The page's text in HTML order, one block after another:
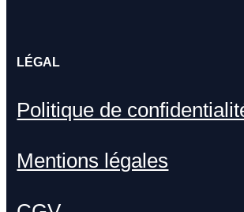
LÉGAL
Politique de
Mentions légales